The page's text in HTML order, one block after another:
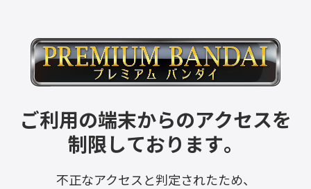
ご利用の端末からのアクセスを
制限しております。
不正なアクセスと判定されたため、